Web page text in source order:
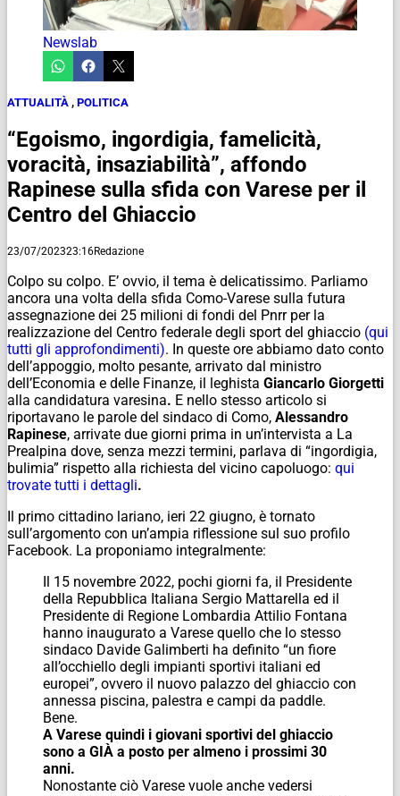
Newslab
ATTUALITÀ , POLITICA
“Egoismo, ingordigia, famelicità,
voracità, insaziabilità”, affondo
Rapinese sulla sfida con Varese per il
Centro del Ghiaccio
23/07/202323:16Redazione
Colpo su colpo. E’ ovvio, il tema è delicatissimo. Parliamo
ancora una volta della sfida Como-Varese sulla futura
assegnazione dei 25 milioni di fondi del Pnrr per la
realizzazione del Centro federale degli sport del ghiaccio (qui
tutti gli approfondimenti). In queste ore abbiamo dato conto
dell’appoggio, molto pesante, arrivato dal ministro
dell’Economia e delle Finanze, il leghista Giancarlo Giorgetti
alla candidatura varesina. E nello stesso articolo si
riportavano le parole del sindaco di Como, Alessandro
Rapinese, arrivate due giorni prima in un’intervista a La
Prealpina dove, senza mezzi termini, parlava di “ingordigia,
bulimia” rispetto alla richiesta del vicino capoluogo: qui
trovate tutti i dettagli.
Il primo cittadino lariano, ieri 22 giugno, è tornato
sull’argomento con un’ampia riflessione sul suo profilo
Facebook. La proponiamo integralmente:
Il 15 novembre 2022, pochi giorni fa, il Presidente
della Repubblica Italiana Sergio Mattarella ed il
Presidente di Regione Lombardia Attilio Fontana
hanno inaugurato a Varese quello che lo stesso
sindaco Davide Galimberti ha definito “un fiore
all’occhiello degli impianti sportivi italiani ed
europei”, ovvero il nuovo palazzo del ghiaccio con
annessa piscina, palestra e campi da paddle.
Bene.
A Varese quindi i giovani sportivi del ghiaccio
sono a GIÀ a posto per almeno i prossimi 30
anni.
Nonostante ciò Varese vuole anche vedersi